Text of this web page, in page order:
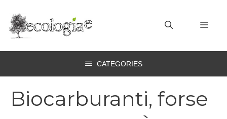
contenuto
CATEGORIES
Biocarburanti, forse